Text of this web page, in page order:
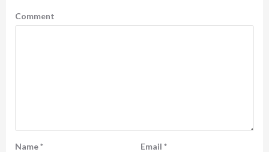
Comment
Name* Email *